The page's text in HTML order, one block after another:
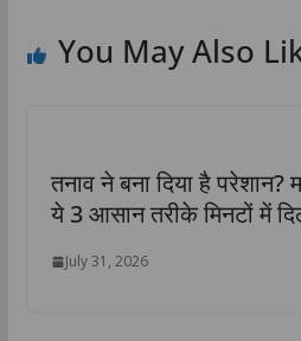
You May Also
तनाव ने बना दिया है परेशान?
ये 3 आसान तरीके मिनटों में
July 31, 2026